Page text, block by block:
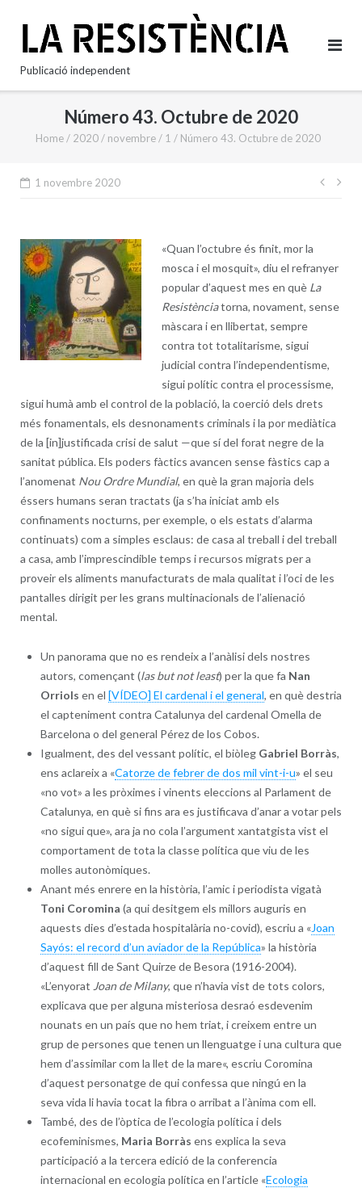
content
Publicació independent
Número 43. Octubre de 2020
Home / 2020 / novembre / 1 / Número 43. Octubre de 2020
1 novembre 2020
«Quan l’octubre és finit, mor la
mosca i el mosquit», diu el refranyer
popular d’aquest mes en què La
Resistènciatorna, novament, sense
màscara i en llibertat, sempre
contra tot totalitarisme, sigui
judicial contra l’independentisme,
sigui polític contra el processisme,
sigui humà amb el control de la població, la coerció dels drets
més fonamentals, els desnonaments criminals i la por mediàtica
de la [in]justificada crisi de salut —que sí del forat negre de la
sanitat pública. Els poders fàctics avancen sense fàstics cap a
l’anomenat Nou Ordre Mundial, en què la gran majoria dels
éssers humans seran tractats (ja s’ha iniciat amb els
confinaments nocturns, per exemple, o els estats d’alarma
continuats) com a simples esclaus: de casa al treball i del treball
a casa, amb l’imprescindible temps i recursos migrats per a
proveir els aliments manufacturats de mala qualitat i l’oci de les
pantalles dirigit per les grans multinacionals de l’alienació
mental.
Un panorama que no es rendeix a l’anàlisi dels nostres
autors, començant (las but not least) per la que fa Nan
Orriols en el [VÍDEO] El cardenal i el general, en què destria
el capteniment contra Catalunya del cardenal Omella de
Barcelona o del general Pérez de los Cobos.
Igualment, des del vessant polític, el biòleg Gabriel Borràs,
ens aclareix a «Catorze de febrer de dos mil vint-i-u» el seu
«no vot» a les pròximes i vinents eleccions al Parlament de
Catalunya, en què si fins ara es justificava d’anar a votar pels
«no sigui que», ara ja no cola l’argument xantatgista vist el
comportament de tota la classe política que viu de les
molles autonòmiques.
Anant més enrere en la història, l’amic i periodista vigatà
Toni Coromina (a qui desitgem els millors auguris en
aquests dies d’estada hospitalària no-covid), escriu a «Joan
Sayós: el record d’un aviador de la República» la història
d’aquest fill de Sant Quirze de Besora (1916-2004).
«L’enyorat Joan de Milany, que n’havia vist de tots colors,
explicava que per alguna misteriosa desraó esdevenim
nounats en un país que no hem triat, i creixem entre un
grup de persones que tenen un llenguatge i una cultura que
hem d’assimilar com la llet de la mare«, escriu Coromina
d’aquest personatge de qui confessa que ningú en la
seva vida li havia tocat la fibra o arribat a l’ànima com ell.
També, des de l’òptica de l’ecologia política i dels
ecofeminismes, Maria Borràs ens explica la seva
participació a la tercera edició de la conferencia
internacional en ecologia política en l’article «Ecologia